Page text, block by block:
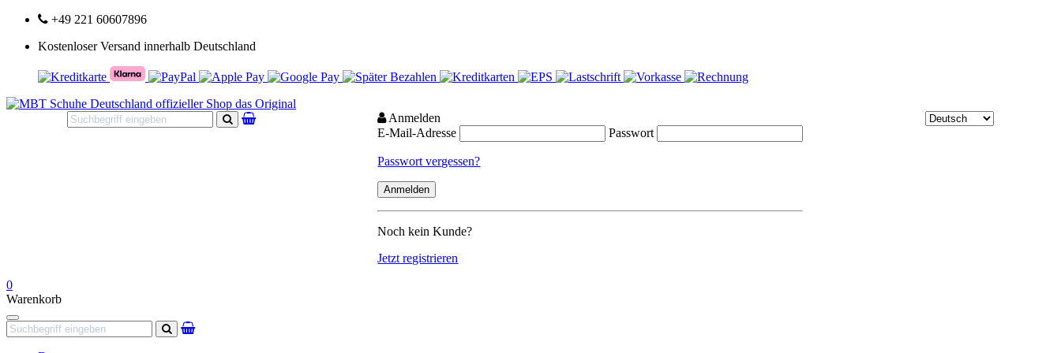
+49 221 60607896
Kostenloser Versand innerhalb Deutschland
Suchen
Anmelden
E-Mail-Adresse
Passwort
Passwort vergessen?
Noch kein Kunde?
Jetzt registrieren
0
Warenkorb
Navigation
Suchen